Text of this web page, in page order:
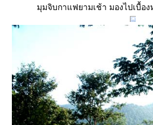
มุมจิบกาแฟยามเช้า มองไปเบื้อ